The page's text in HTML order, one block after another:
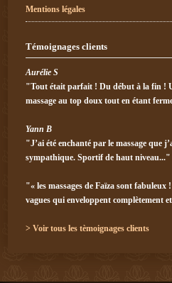
Mentions légales
Témoignages clients
Aurélie S
"Tout était parfait ! Du début à la fin !
massage au top doux tout en étant
Yann B
"J’ai été enchanté par le massage que
sympathique. Sportif de haut
"« les massages de Faïza sont fabuleux
vagues qui enveloppent complètement
> Voir tous les tèmoignages clients